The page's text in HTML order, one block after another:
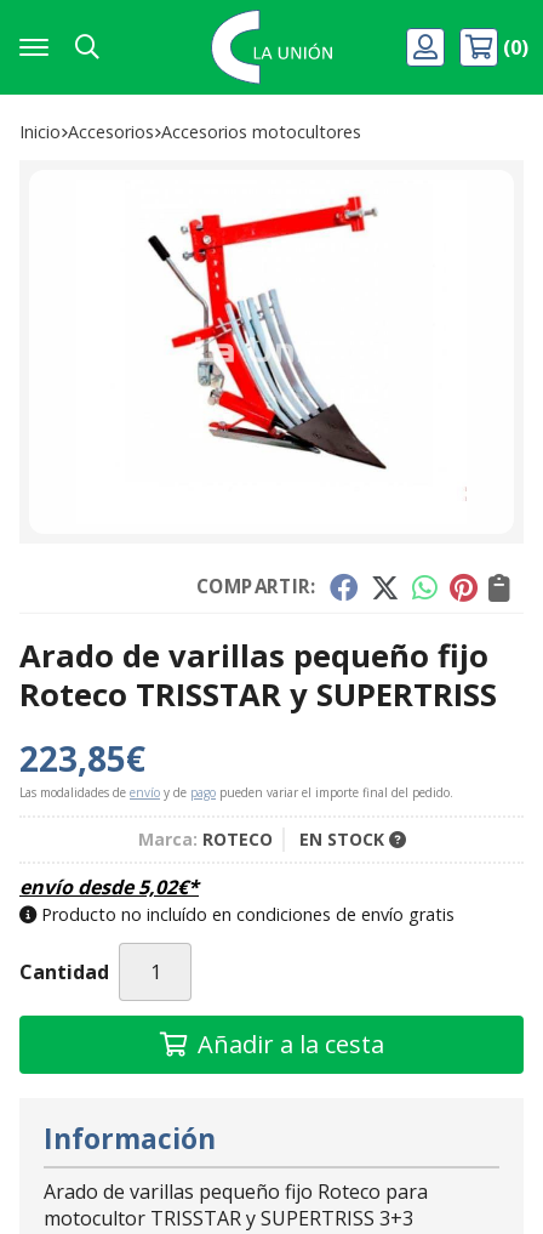
Buscar
0
Inicio accesorios accesorios motocultores
COMPARTIR:
Arado de varillas pequeño fijo
Roteco TRISSTAR y SUPERTRISS
223,85€
Las modalidades de envío y de pago pueden variar el importe final del pedido.
Marca: ROTECO EN STOCK
envío desde5,02€*
Producto no incluído en condiciones de envío gratis
Cantidad
Añadir a la cesta
Información
Arado de varillas pequeño fijo Roteco para
motocultor TRISSTAR y SUPERTRISS 3+3